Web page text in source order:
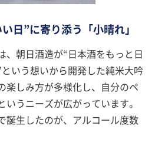
日”に寄り添う「小晴れ」
、朝日酒造が“日本酒をもっと日
いう想いから開発した純米大吟
楽しみ方が多様化し、自分のペ
いうニーズが広がっています。
誕生したのが、アルコール度数